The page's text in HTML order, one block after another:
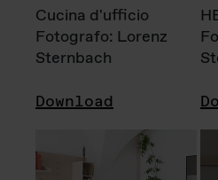
Cucina d'ufficio
Fotografo: Lorenz
Sternbach
Download